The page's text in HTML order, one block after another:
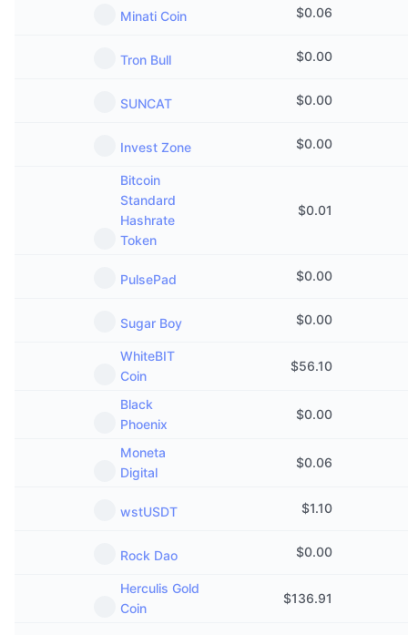
Minati Coin $0.06
Tron Bull $0.00
SUNCAT $0.00
Invest Zone $0.00
Bitcoin
Standard
Hashrate
Token
$0.01
PulsePad $0.00
Sugar Boy $0.00
WhiteBIT
Coin
$56.10
Black
Phoenix
$0.00
Moneta
Digital
$0.06
wstUSDT $1.10
Rock Dao $0.00
Herculis Gold
Coin
$136.91